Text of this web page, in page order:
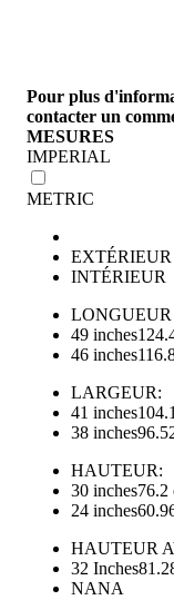
Pour plus
contacter un
MESURES
IMPERIAL
METRIC
EXTÉRIEUR
INTÉRIEUR
LONGUEUR
49 inches
46 inches
LARGEUR:
41 inches
38 inches
HAUTEUR:
30 inches76.2
24 inches
HAUTEUR
32 Inches
NANA